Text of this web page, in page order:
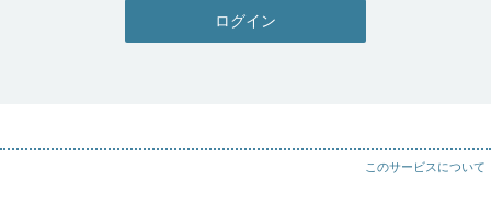
ログイン
このサービスについて